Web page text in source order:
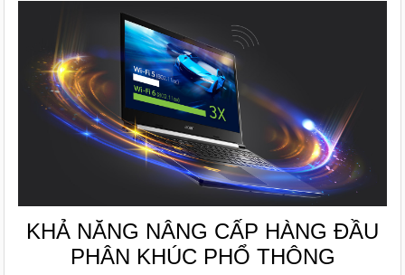
KHẢ NĂNG NÂNG CẤP HÀNG ĐẦU
PHÂN KHÚC PHỔ THÔNG